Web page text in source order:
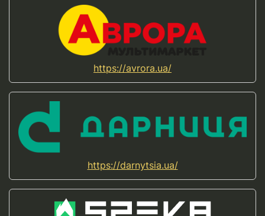
https://avrora.ua/
https://darnytsia.ua/